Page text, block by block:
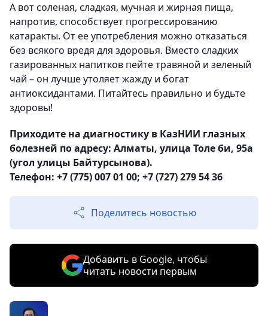
А вот соленая, сладкая, мучная и жирная пища,
напротив, способствует прогрессированию
катаракты. От ее употребления можно отказаться
без всякого вредя для здоровья. Вместо сладких
газированных напитков пейте травяной и зеленый
чай – он лучше утоляет жажду и богат
антиоксидантами. Питайтесь правильно и будьте
здоровы!
Приходите на диагностику в КазНИИ глазных
болезней по адресу: Алматы, улица Толе би, 95а
(угол улицы Байтурсынова).
Телефон: +7 (775) 007 01 00; +7 (727) 279 54 36
Поделитесь новостью
Добавить в Google, чтобы
читать новости первым